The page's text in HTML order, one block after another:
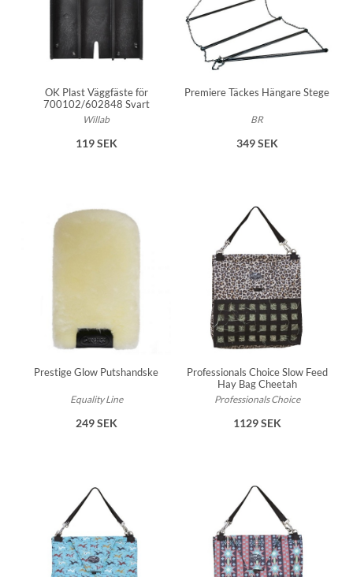
OK Plast Väggfäste för
700102/602848 Svart
Willab
119 SEK
Premiere Täckes Hängare Stege
BR
349 SEK
Prestige Glow Putshandske
Equality Line
249 SEK
Professionals Choice Slow Feed
Hay Bag Cheetah
Professionals Choice
1129 SEK